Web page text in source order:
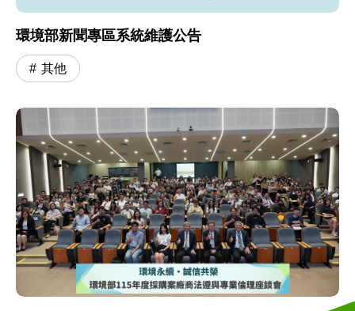
環境部新聞專區系統維護公告
其他